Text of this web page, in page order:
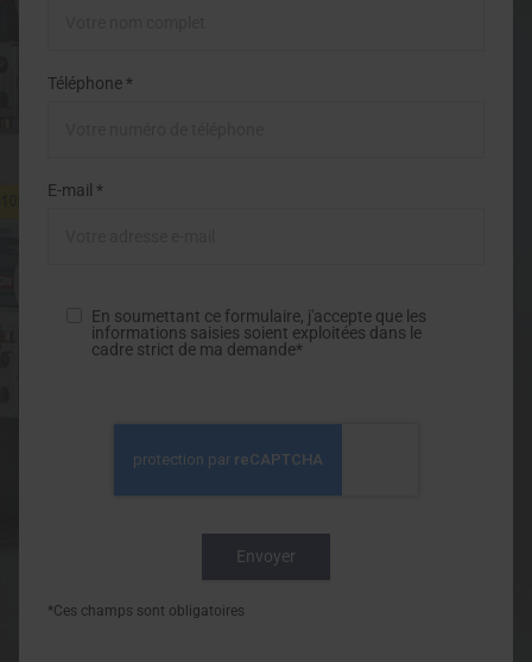
Téléphone *
E-mail *
En soumettant ce formulaire, j'accepte que les
informations saisies soient exploitées dans le
cadre strict de ma demande*
*Ces champs sont obligatoires